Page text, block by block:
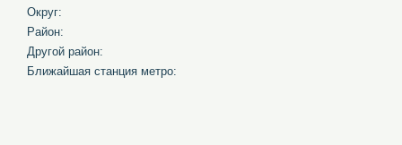
Округ:
Район:
Другой район:
Ближайшая станция метро: